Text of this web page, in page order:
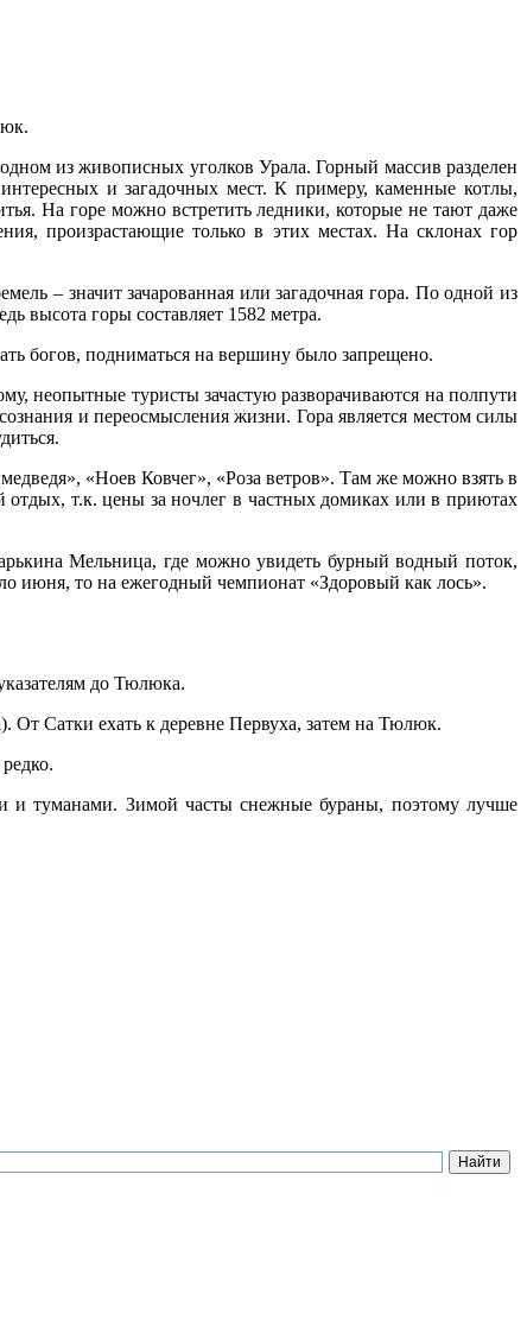
из живописных уголков Урала. Горный массив разделен
и загадочных мест. К примеру, каменные котлы,
На горе можно встретить ледники, которые не тают даже
произрастающие только в этих местах. На склонах гор
– значит зачарованная или загадочная гора. По одной из
высота горы составляет 1582 метра.
богов, подниматься на вершину было запрещено.
неопытные туристы зачастую разворачиваются на полпути
и переосмысления жизни. Гора является местом силы
«Ноев Ковчег», «Роза ветров». Там же можно взять в
т.к. цены за ночлег в частных домиках или в приютах
Мельница, где можно увидеть бурный водный поток,
июня, то на ежегодный чемпионат «Здоровый как лось».
до Тюлюка.
Сатки ехать к деревне Первуха, затем на Тюлюк.
и туманами. Зимой часты снежные бураны, поэтому лучше